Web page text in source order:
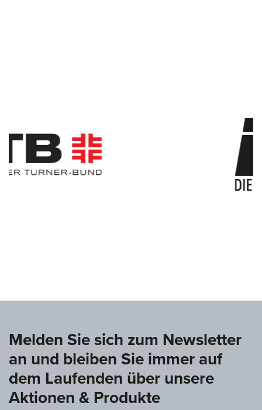
Melden Sie sich zum Newsletter
an und bleiben Sie immer auf
dem Laufenden über unsere
Aktionen & Produkte